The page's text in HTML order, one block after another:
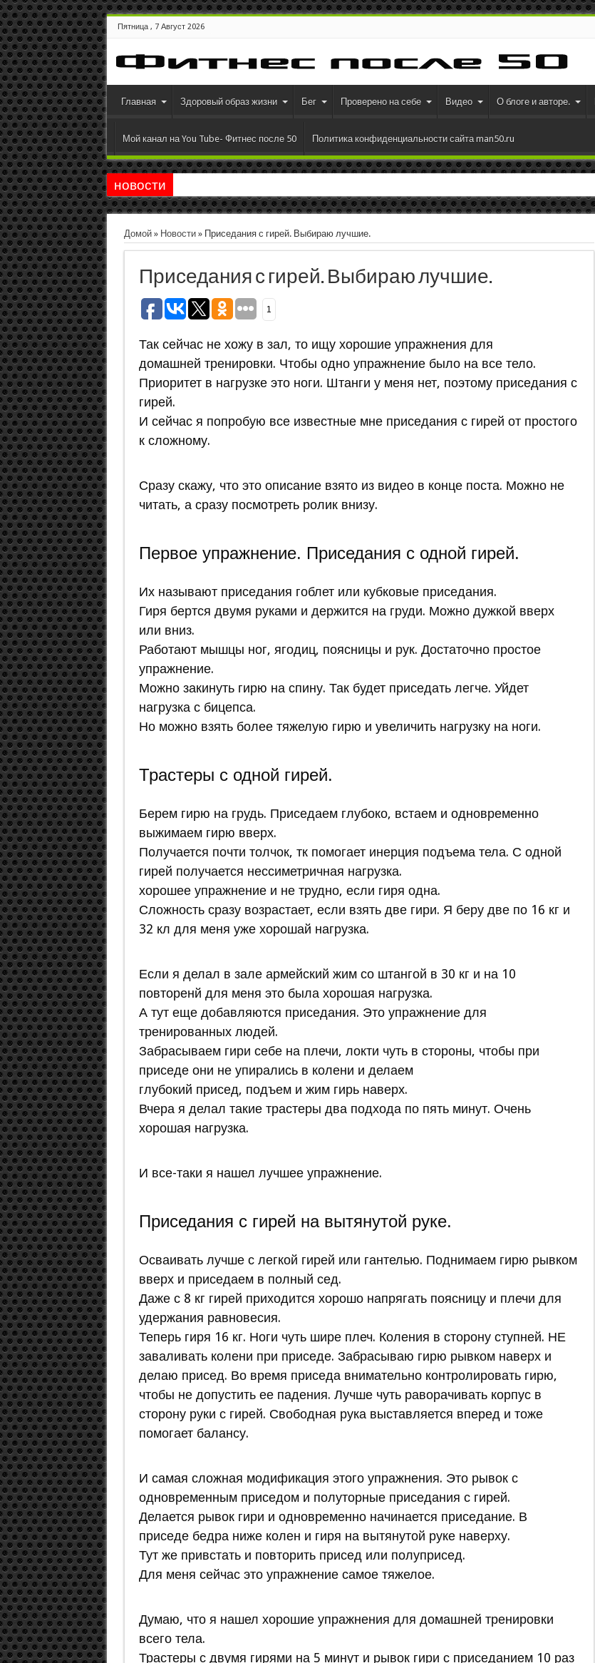
Пятница , 7 Август 2026
Главная Здоровый образ жизни Бег Проверено на себе Видео О блоге и авторе.
Мой канал на You Tube- Фитнес после 50 Политика конфиденциальности сайта man50.ru
новости
Домой» Новости» Приседания с гирей. Выбираю лучшие.
Приседания с гирей. Выбираю лучшие.
1
Так сейчас не хожу в зал, то ищу хорошие упражнения для
домашней тренировки. Чтобы одно упражнение было на все тело.
Приоритет в нагрузке это ноги. Штанги у меня нет, поэтому приседания с
гирей.
И сейчас я попробую все известные мне приседания с гирей от простого
к сложному.
Сразу скажу, что это описание взято из видео в конце поста. Можно не
читать, а сразу посмотреть ролик внизу.
Первое упражнение. Приседания с одной гирей.
Их называют приседания гоблет или кубковые приседания.
Гиря бертся двумя руками и держится на груди. Можно дужкой вверх
или вниз.
Работают мышцы ног, ягодиц, поясницы и рук. Достаточно простое
упражнение.
Можно закинуть гирю на спину. Так будет приседать легче. Уйдет
нагрузка с бицепса.
Но можно взять более тяжелую гирю и увеличить нагрузку на ноги.
Трастеры с одной гирей.
Берем гирю на грудь. Приседаем глубоко, встаем и одновременно
выжимаем гирю вверх.
Получается почти толчок, тк помогает инерция подъема тела. С одной
гирей получается нессиметричная нагрузка.
хорошее упражнение и не трудно, если гиря одна.
Сложность сразу возрастает, если взять две гири. Я беру две по 16 кг и
32 кл для меня уже хорошай нагрузка.
Если я делал в зале армейский жим со штангой в 30 кг и на 10
повторенй для меня это была хорошая нагрузка.
А тут еще добавляются приседания. Это упражнение для
тренированных людей.
Забрасываем гири себе на плечи, локти чуть в стороны, чтобы при
приседе они не упирались в колени и делаем
глубокий присед, подъем и жим гирь наверх.
Вчера я делал такие трастеры два подхода по пять минут. Очень
хорошая нагрузка.
И все-таки я нашел лучшее упражнение.
Приседания с гирей на вытянутой руке.
Осваивать лучше с легкой гирей или гантелью. Поднимаем гирю рывком
вверх и приседаем в полный сед.
Даже с 8 кг гирей приходится хорошо напрягать поясницу и плечи для
удержания равновесия.
Теперь гиря 16 кг. Ноги чуть шире плеч. Коления в сторону ступней. НЕ
заваливать колени при приседе. Забрасываю гирю рывком наверх и
делаю присед. Во время приседа внимательно контролировать гирю,
чтобы не допустить ее падения. Лучше чуть раворачивать корпус в
сторону руки с гирей. Свободная рука выставляется вперед и тоже
помогает балансу.
И самая сложная модификация этого упражнения. Это рывок с
одновременным приседом и полуторные приседания с гирей.
Делается рывок гири и одновременно начинается приседание. В
приседе бедра ниже колен и гиря на вытянутой руке наверху.
Тут же привстать и повторить присед или полуприсед.
Для меня сейчас это упражнение самое тяжелое.
Думаю, что я нашел хорошие упражнения для домашней тренировки
всего тела.
Трастеры с двумя гирями на 5 минут и рывок гири с приседанием 10 раз